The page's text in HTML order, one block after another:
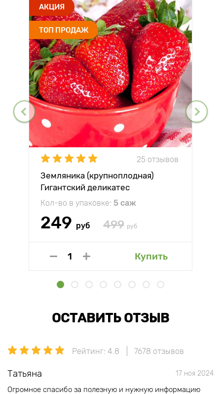
АКЦИЯ
ТОП ПРОДАЖ
25 отзывов
Земляника (крупноплодная)
Гигантский деликатес
Кол-во в упаковке: 5 саж
249 руб 499 руб
Купить
ОСТАВИТЬ ОТЗЫВ
Рейтинг: 4.8 7678 отзывов
Татьяна 17 ноя 2024
Огромное спасибо за полезную и нужную информацию